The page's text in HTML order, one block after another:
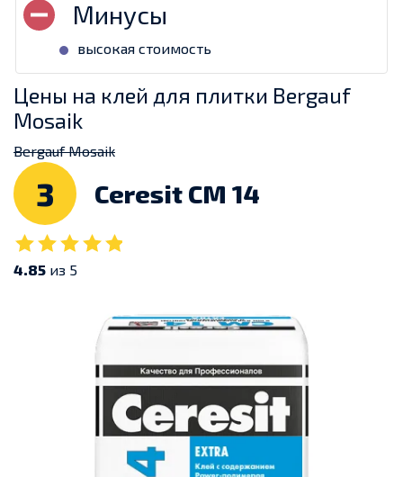
высокая стоимость
Цены на клей для плитки Bergauf
Mosaik
Bergauf Mosaik
3 Ceresit CM 14
4.85 из 5